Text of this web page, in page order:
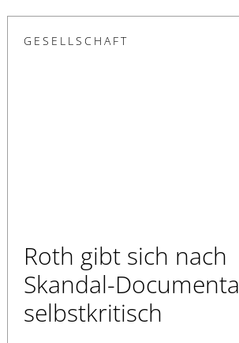
GESELLSCHAFT
Roth gibt sich nach
Skandal-Documenta
selbstkritisch